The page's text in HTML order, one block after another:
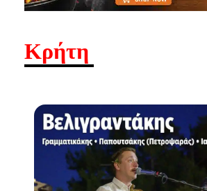
Κρήτη